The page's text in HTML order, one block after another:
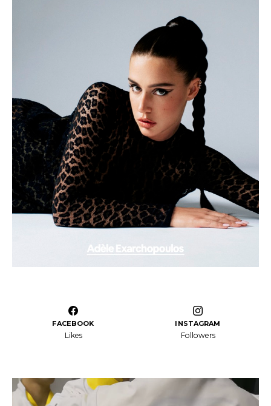
FACEBOOK
Likes
INSTAGRAM
Followers